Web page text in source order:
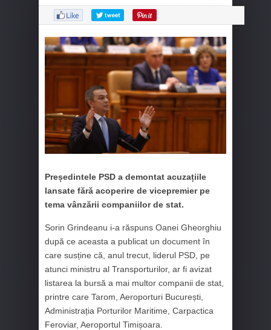
Președintele PSD a demontat acuzațiile
lansate fără acoperire de vicepremier pe
tema vânzării companiilor de stat.
Sorin Grindeanu i-a răspuns Oanei Gheorghiu
după ce aceasta a publicat un document în
care susține că, anul trecut, liderul PSD, pe
atunci ministru al Transporturilor, ar fi avizat
listarea la bursă a mai multor companii de stat,
printre care Tarom, Aeroporturi București,
Administrația Porturilor Maritime, Carpactica
Feroviar, Aeroportul Timișoara.